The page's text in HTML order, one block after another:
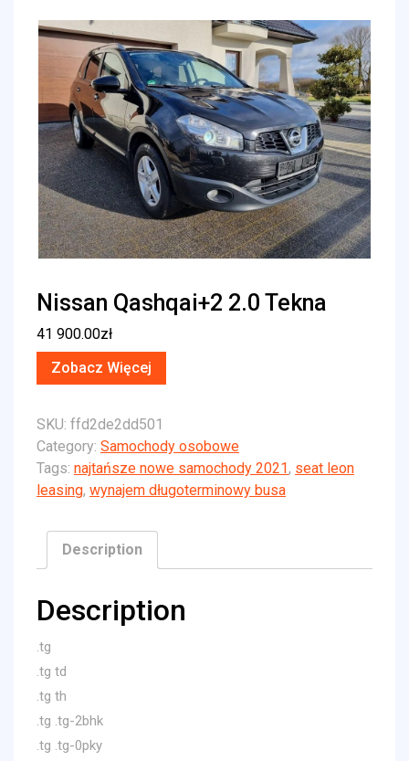
Nissan Qashqai+2 2.0 Tekna
41 900.00zł
Zobacz Więcej
SKU: ffd2de2dd501
Category: Samochody osobowe
Tags: najtańsze nowe samochody 2021, seat leon
leasing, wynajem długoterminowy busa
Description
Description
.tg
.tg td
.tg th
.tg .tg-2bhk
.tg .tg-0pky